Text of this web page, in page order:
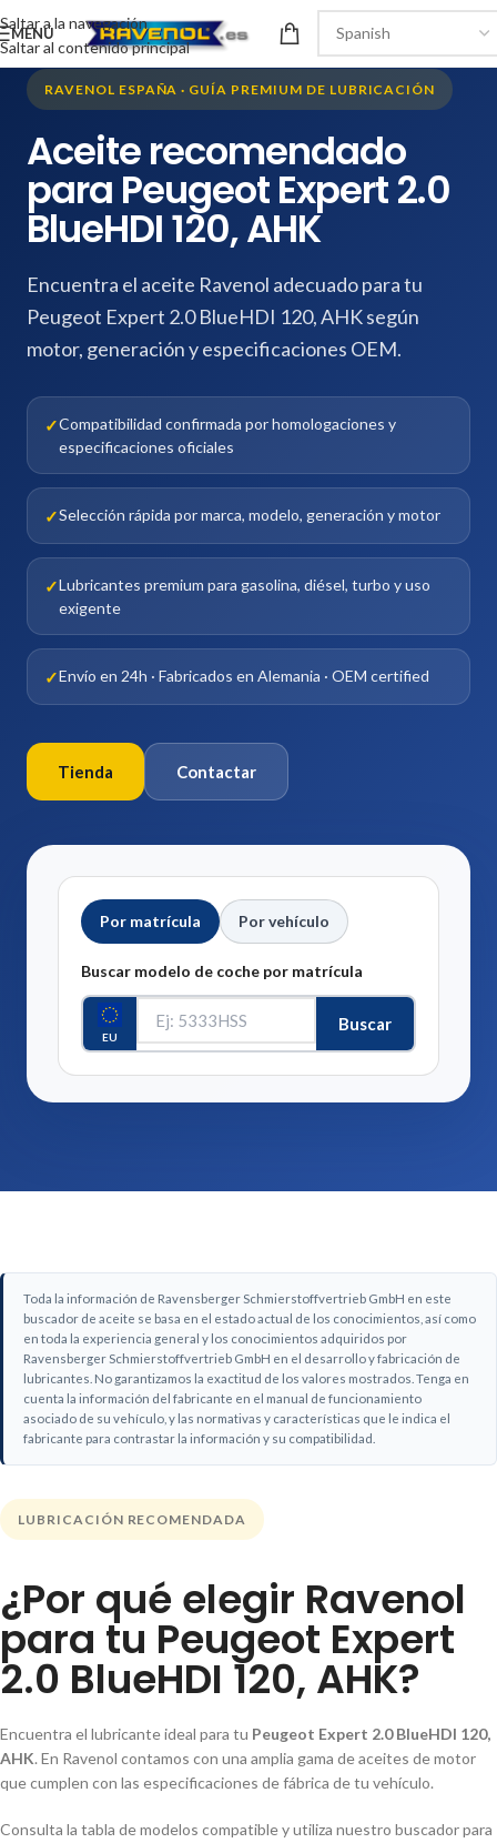
Saltar a la navegación
Saltar al contenido principal
MENÚ
RAVENOL ESPAÑA · GUÍA PREMIUM DE LUBRICACIÓN
Aceite recomendado
para Peugeot Expert 2.0
BlueHDI 120, AHK
Encuentra el aceite Ravenol adecuado para tu
Peugeot Expert 2.0 BlueHDI 120, AHK según
motor, generación y especificaciones OEM.
Compatibilidad confirmada por homologaciones y
especificaciones oficiales
Selección rápida por marca, modelo, generación y motor
Lubricantes premium para gasolina, diésel, turbo y uso
exigente
Envío en 24h · Fabricados en Alemania · OEM certified
Tienda Contactar
Por matrícula Por vehículo
Buscar modelo de coche por matrícula
EU
Buscar
Toda la información de Ravensberger Schmierstoffvertrieb GmbH en este
buscador de aceite se basa en el estado actual de los conocimientos, así como
en toda la experiencia general y los conocimientos adquiridos por
Ravensberger Schmierstoffvertrieb GmbH en el desarrollo y fabricación de
lubricantes. No garantizamos la exactitud de los valores mostrados. Tenga en
cuenta la información del fabricante en el manual de funcionamiento
asociado de su vehículo, y las normativas y características que le indica el
fabricante para contrastar la información y su compatibilidad.
LUBRICACIÓN RECOMENDADA
¿Por qué elegir Ravenol
para tu Peugeot Expert
2.0 BlueHDI 120, AHK?
Encuentra el lubricante ideal para tu Peugeot Expert 2.0 BlueHDI 120,
AHK. En Ravenol contamos con una amplia gama de aceites de motor
que cumplen con las especificaciones de fábrica de tu vehículo.
Consulta la tabla de modelos compatible y utiliza nuestro buscador para